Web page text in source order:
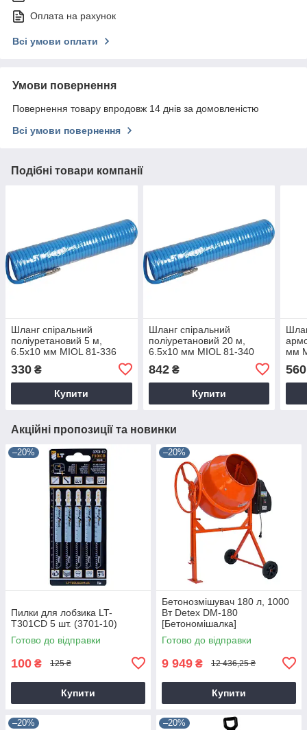
Оплата на рахунок
Всі умови оплати
Умови повернення
Повернення товару впродовж 14 днів за домовленістю
Всі умови повернення
Подібні товари компанії
Шланг спіральний
поліуретановий 5 м,
6.5х10 мм MIOL 81-336
330 ₴
Купити
Шланг спіральний
поліуретановий 20 м,
6.5х10 мм MIOL 81-340
842₴
Купити
мм
560
Акційні пропозиції та новинки
–20%
Пилки для лобзика LT-
T301CD 5 шт. (3701-10)
Готово до відправки
100 ₴ 125 ₴
Купити
–20%
Бетонозмішувач 180 л, 1000
Вт Detex DM-180
[Бетономішалка]
Готово до відправки
9 949 ₴ 12 436,25 ₴
Купити
–20% –20%